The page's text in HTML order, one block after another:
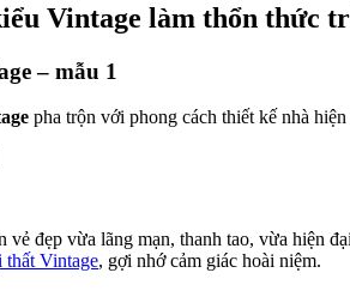
Vintage làm thổn thức
– mẫu 1
pha trộn với phong cách thiết kế nhà
đẹp vừa lãng mạn, thanh tao, vừa
thất Vintage, gợi nhớ cảm giác hoài niệm.